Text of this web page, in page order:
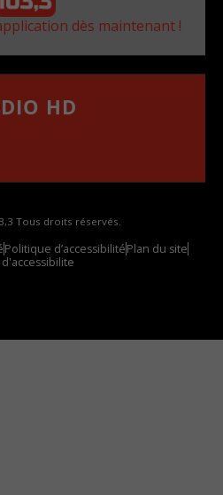
dès maintenant !
HD
Tous droits réservés.
Politique d’accessibilitéPlan du site
d'accessibilite